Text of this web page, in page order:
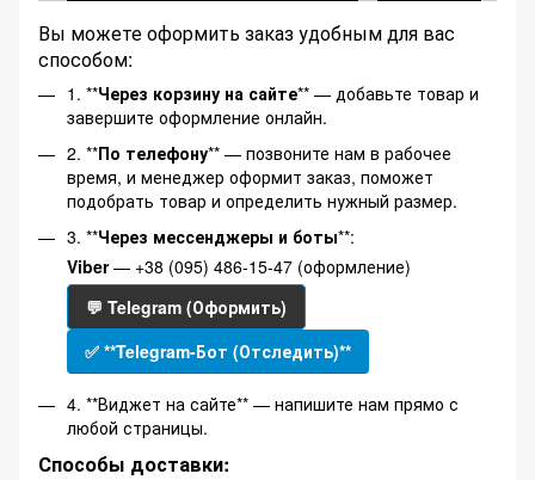
Вы можете оформить заказ удобным для вас
способом:
1. **Через корзину на сайте** — добавьте товар и
завершите оформление онлайн.
2. **По телефону** — позвоните нам в рабочее
время, и менеджер оформит заказ, поможет
подобрать товар и определить нужный размер.
3. **Через мессенджеры и боты**:
Viber— +38 (095) 486-15-47 (оформление)
💬 Telegram (Оформить)
✅ **Telegram-Бот (Отследить)**
4. **Виджет на сайте** — напишите нам прямо с
любой страницы.
Способы доставки: